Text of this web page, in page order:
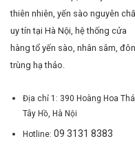
thiên nhiên, yến sào nguyên
uy tín tại Hà Nội, hệ thống cửa
hàng tổ yến sào, nhân sâm,
trùng hạ thảo.
Địa chỉ 1: 390 Hoàng Hoa
Tây Hồ, Hà Nội
Hotline: 09 3131 8383